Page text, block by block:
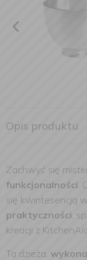
Opis produktu
Zachwyć się
funkcjonalności.
się kwintesencją
praktyczności,
kreacji z
Ta dzieża,